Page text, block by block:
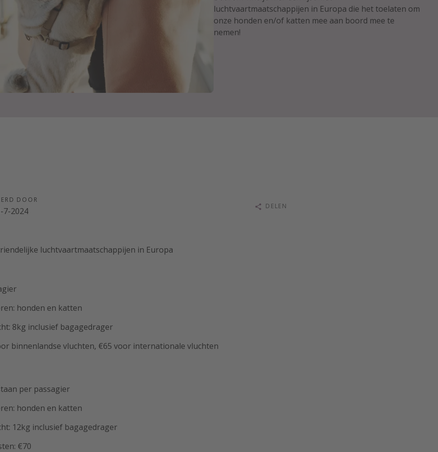
luchtvaartmaatschappijen in Europa die het toelaten om
onze honden en/of katten mee aan boord mee te
nemen!
DOOR
7-2024 DELEN
luchtvaartmaatschappijen in Europa
honden en katten
8kg inclusief bagagedrager
binnenlandse vluchten, €65 voor internationale vluchten
per passagier
honden en katten
12kg inclusief bagagedrager
€70